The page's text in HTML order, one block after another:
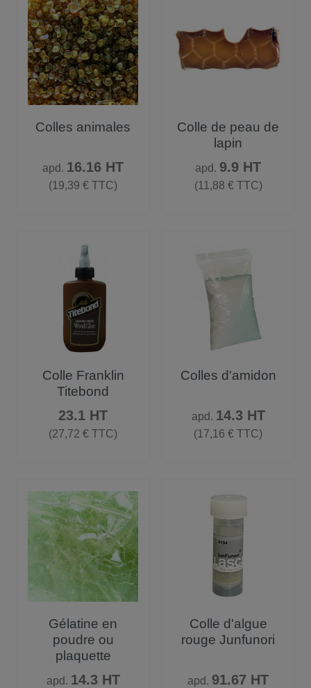
Colles animales
apd. Prix
16.16 HT
(19,39 € TTC)
Colle de peau de
lapin
apd. Prix
9.9 HT
(11,88 € TTC)
Colle Franklin
Titebond
Prix
23.1 HT
(27,72 € TTC)
Colles d'amidon
apd. Prix
14.3 HT
(17,16 € TTC)
Gélatine en
poudre ou
plaquette
apd. Prix
14.3 HT
Colle d'algue
rouge Junfunori
apd. Prix
91.67 HT